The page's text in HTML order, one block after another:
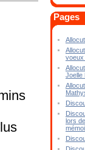
Pages
voeux
Joelle
lors